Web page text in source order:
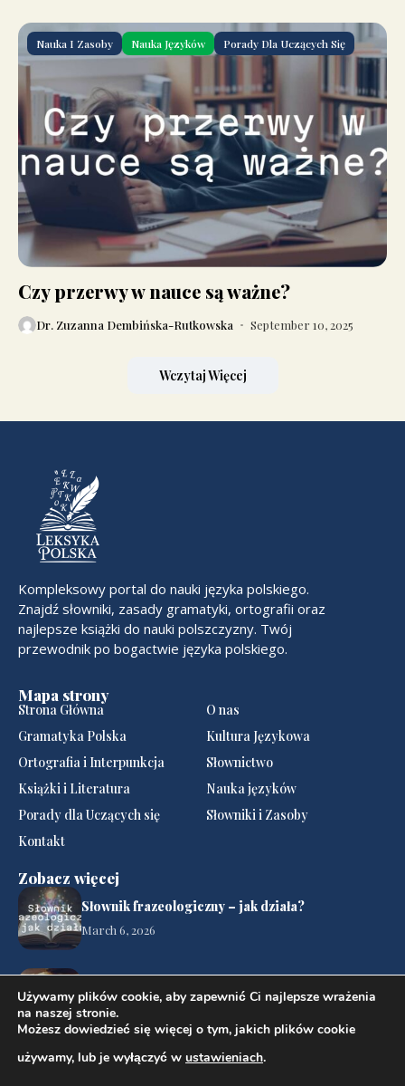
Nauka I Zasoby Nauka Języków Porady Dla Uczących Się
Czy przerwy w nauce są ważne?
Dr. Zuzanna Dembińska-Rutkowska September 10, 2025
Wczytaj Więcej
Kompleksowy portal do nauki języka polskiego.
Znajdź słowniki, zasady gramatyki, ortografii oraz
najlepsze książki do nauki polszczyzny. Twój
przewodnik po bogactwie języka polskiego.
Mapa strony
Strona Główna
O nas
Gramatyka Polska
Kultura Językowa
Ortografia i Interpunkcja
Słownictwo
Książki i Literatura
Nauka języków
Porady dla Uczących się
Słowniki i Zasoby
Kontakt
Zobacz więcej
Słownik frazeologiczny – jak działa?
March 6, 2026
Pisownia „ó” i „u”
March 4, 2026
Używamy plików cookie, aby zapewnić Ci najlepsze wrażenia
na naszej stronie.
Możesz dowiedzieć się więcej o tym, jakich plików cookie
używamy, lub je wyłączyć w ustawieniach.